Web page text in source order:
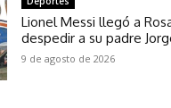
Lionel Messi llegó a
despedir a su padre
9 de agosto de 2026